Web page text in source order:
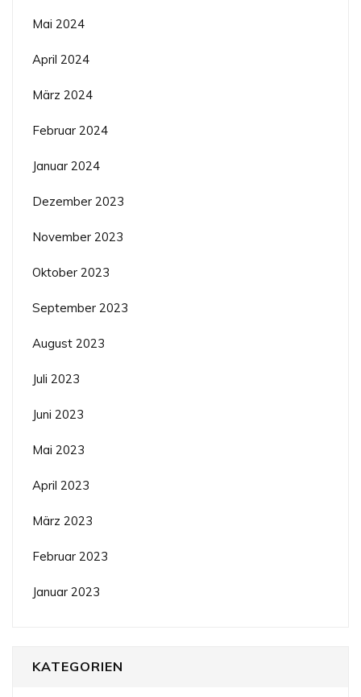
Mai 2024
April 2024
März 2024
Februar 2024
Januar 2024
Dezember 2023
November 2023
Oktober 2023
September 2023
August 2023
Juli 2023
Juni 2023
Mai 2023
April 2023
März 2023
Februar 2023
Januar 2023
KATEGORIEN